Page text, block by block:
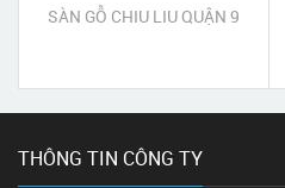
SÀN GỖ CHIU LIU QUẬN 9
THÔNG TIN CÔNG TY